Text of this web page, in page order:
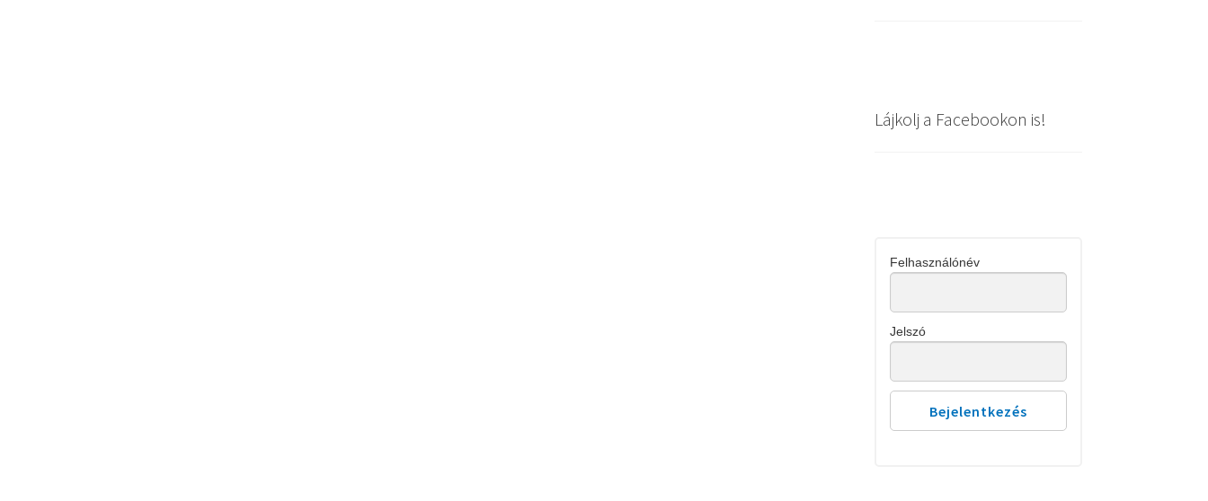
Lájkolj a Facebookon is!
Felhasználónév
Jelszó